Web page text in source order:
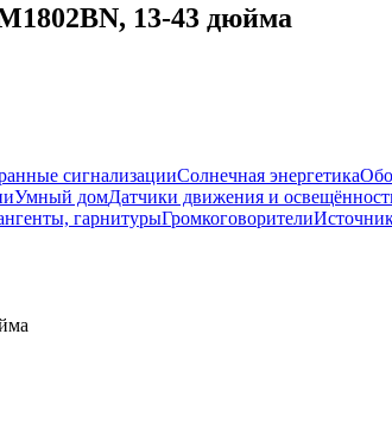
13-43 дюйма
сигнализацииСолнечная энергетика
Умный домДатчики движения и
гарнитурыГромкоговорители